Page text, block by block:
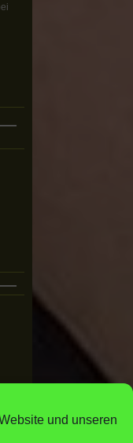
und unseren